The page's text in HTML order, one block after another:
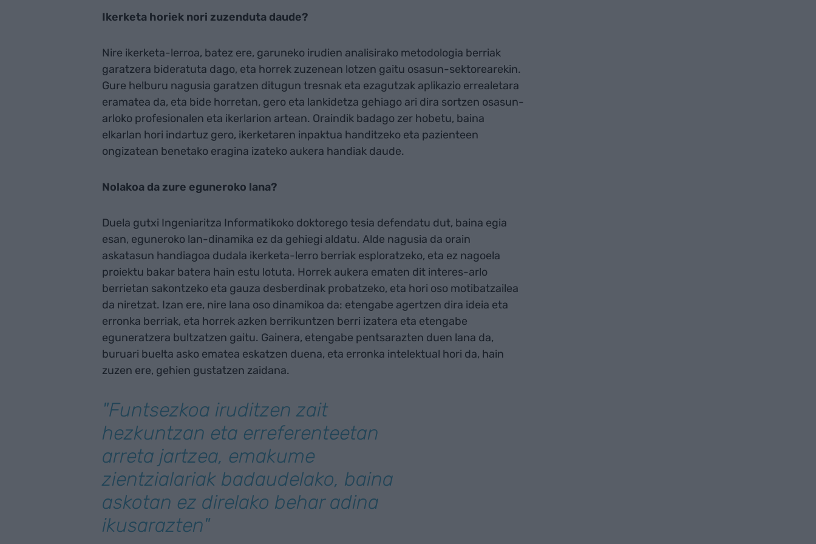
Ikerketa horiek nori zuzenduta daude?
Nire ikerketa-lerroa, batez ere, garuneko irudien analisirako metodologia berriak
garatzera bideratuta dago, eta horrek zuzenean lotzen gaitu osasun-sektorearekin.
Gure helburu nagusia garatzen ditugun tresnak eta ezagutzak aplikazio errealetara
eramatea da, eta bide horretan, gero eta lankidetza gehiago ari dira sortzen osasun-
arloko profesionalen eta ikerlarion artean. Oraindik badago zer hobetu, baina
elkarlan hori indartuz gero, ikerketaren inpaktua handitzeko eta pazienteen
ongizatean benetako eragina izateko aukera handiak daude.
Nolakoa da zure eguneroko lana?
Duela gutxi Ingeniaritza Informatikoko doktorego tesia defendatu dut, baina egia
esan, eguneroko lan-dinamika ez da gehiegi aldatu. Alde nagusia da orain
askatasun handiagoa dudala ikerketa-lerro berriak esploratzeko, eta ez nagoela
proiektu bakar batera hain estu lotuta. Horrek aukera ematen dit interes-arlo
berrietan sakontzeko eta gauza desberdinak probatzeko, eta hori oso motibatzailea
da niretzat. Izan ere, nire lana oso dinamikoa da: etengabe agertzen dira ideia eta
erronka berriak, eta horrek azken berrikuntzen berri izatera eta etengabe
eguneratzera bultzatzen gaitu. Gainera, etengabe pentsarazten duen lana da,
buruari buelta asko ematea eskatzen duena, eta erronka intelektual hori da, hain
zuzen ere, gehien gustatzen zaidana.
"Funtsezkoa iruditzen zait
hezkuntzan eta erreferenteetan
arreta jartzea, emakume
zientzialariak badaudelako, baina
askotan ez direlako behar adina
ikusarazten"